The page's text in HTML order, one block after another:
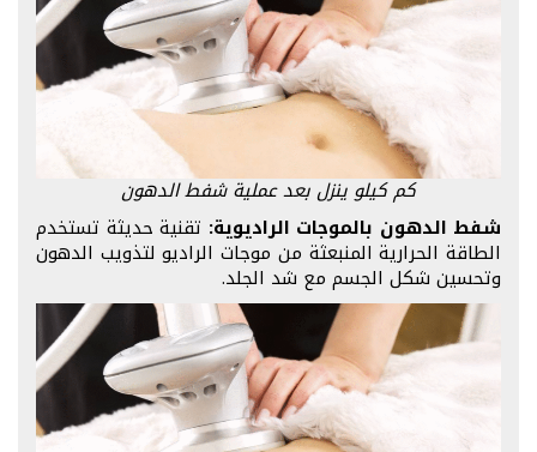
كم كيلو ينزل بعد عملية شفط الدهون
شفط الدهون بالموجات الراديوية: تقنية حديثة تستخدم
الطاقة الحرارية المنبعثة من موجات الراديو لتذويب الدهون
وتحسين شكل الجسم مع شد الجلد.